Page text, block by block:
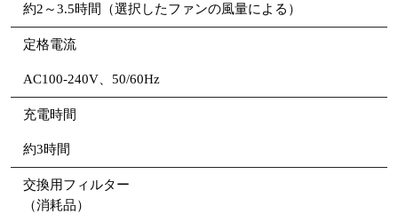
約2～3.5時間（選択したファンの風量による）
定格電流
AC100-240V、50/60Hz
充電時間
約3時間
交換用フィルター
（消耗品）